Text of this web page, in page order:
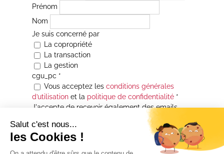
Prénom
Nom
Je suis concerné par
La copropriété
La transaction
La gestion
cgu_pc *
Vous acceptez les conditions générales
d’utilisationet la politique de confidentialité*
J'accepte de recevoir également des emails
Je souhaite être informé(e) de toutes les
actualités immobilières des agences de la
Maison Atrium Gestion. À tout moment, vous
pourrez utiliser le lien de désabonnement